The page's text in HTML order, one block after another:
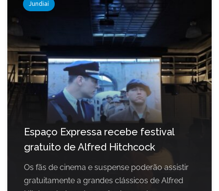
Jundiaí
Espaço Expressa recebe festival
gratuito de Alfred Hitchcock
Os fãs de cinema e suspense poderão assistir
gratuitamente a grandes clássicos de Alfred